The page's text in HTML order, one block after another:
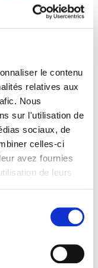
le contenu
relatives aux
Nous
sur l'utilisation de
sociaux, de
celles-ci
avez fournies
de leurs
new